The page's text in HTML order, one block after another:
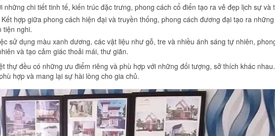
những chi tiết tinh tế, kiến trúc đặc trưng, phong cách cổ điển tạo ra vẻ đẹp lịch sự
hợp giữa phong cách hiện đại và truyền thống, phong cách đương đại tạo ra
tiện nghi.
sử dụng màu xanh dương, các vật liệu như gỗ, tre và nhiều ánh sáng tự nhiên,
và tạo cảm giác thoải mái, thư giãn.
thự đều có những ưu điểm riêng và phù hợp với những đối tượng, sở thích khác
hợp và mang lại sự hài lòng cho gia chủ.